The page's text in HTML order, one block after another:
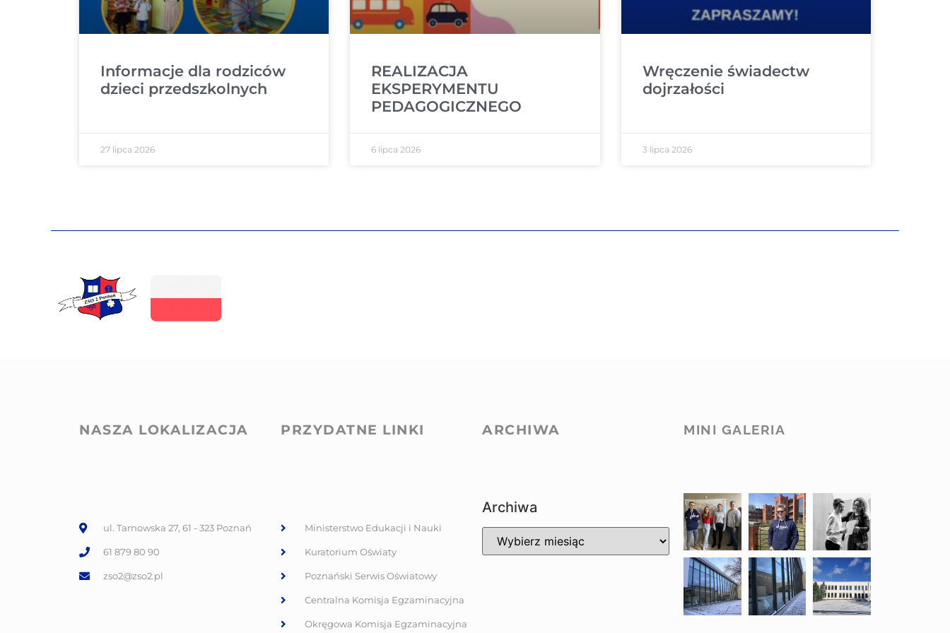
Informacje dla rodziców
dzieci przedszkolnych
27 lipca 2026
REALIZACJA
EKSPERYMENTU
PEDAGOGICZNEGO
6 lipca 2026
Wręczenie świadectw
dojrzałości
3 lipca 2026
NASZA LOKALIZACJA
ul. Tarnowska 27, 61 - 323 Poznań
61 879 80 90
zso2@zso2.pl
PRZYDATNE LINKI
Ministerstwo Edukacji i Nauki
Kuratorium Oświaty
Poznański Serwis Oświatowy
Centralna Komisja Egzaminacyjna
Okręgowa Komisja Egzaminacyjna
ARCHIWA
Archiwa
MINI GALERIA